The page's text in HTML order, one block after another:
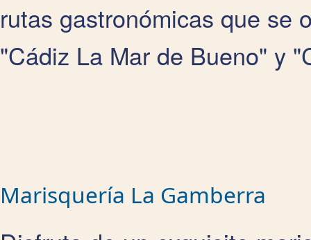
rutas gastronómicas que se
"Cádiz La Mar de Bueno" y
Marisquería La Gamberra